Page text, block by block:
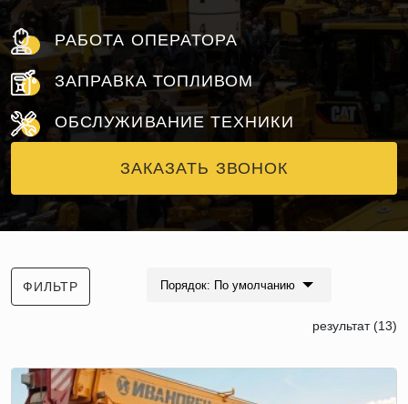
РАБОТА ОПЕРАТОРА
ЗАПРАВКА ТОПЛИВОМ
ОБСЛУЖИВАНИЕ ТЕХНИКИ
ЗАКАЗАТЬ ЗВОНОК
ФИЛЬТР Порядок: По умолчанию
результат (13)